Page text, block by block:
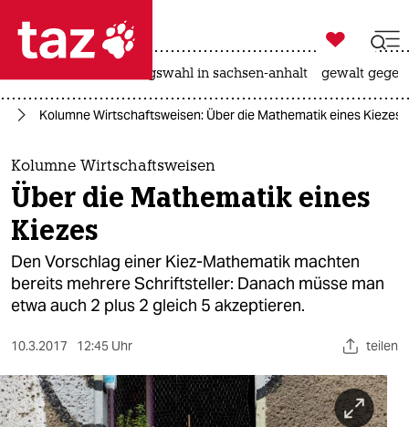
 taz zahl ich
taz zahl ich
themen
politik
öko
gesellschaft
sport
berlin

taz zahl ich
landtagswahl in sachsen-anhalt gewalt
Kolumne Wirtschaftsweisen: Über die Mathematik eines Kiezes
Kolumne Wirtschaftsweisen
Über die Mathematik eines
Kiezes
Den Vorschlag einer Kiez-Mathematik machten
bereits mehrere Schriftsteller: Danach müsse man
etwa auch 2 plus 2 gleich 5 akzeptieren.
10.3.2017 12:45 Uhr teilen